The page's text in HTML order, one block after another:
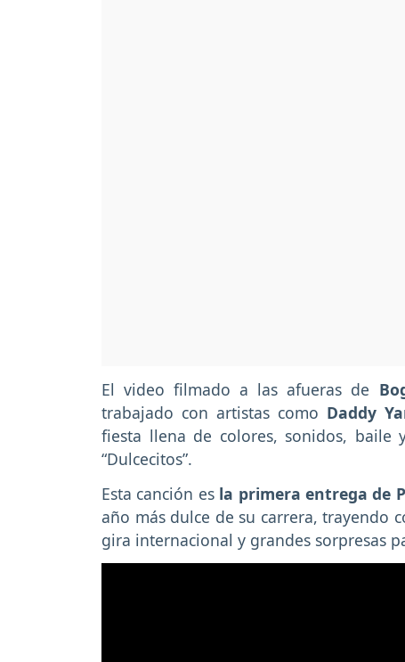
El video filmado a las afueras de
trabajado con artistas como Daddy
fiesta llena de colores, sonidos,
“Dulcecitos”.
Esta canción es la primera entrega de
año más dulce de su carrera, trayendo
gira internacional y grandes sorpresas